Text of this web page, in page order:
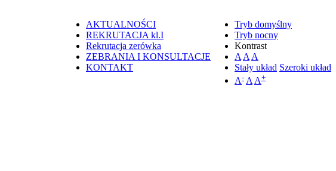
Tryb domyślny
Tryb nocny
Kontrast
A A A
Stały układ Szeroki układ
A- A A+
AKTUALNOŚCI
REKRUTACJA kl.I
Rekrutacja zerówka
ZEBRANIA I KONSULTACJE
KONTAKT